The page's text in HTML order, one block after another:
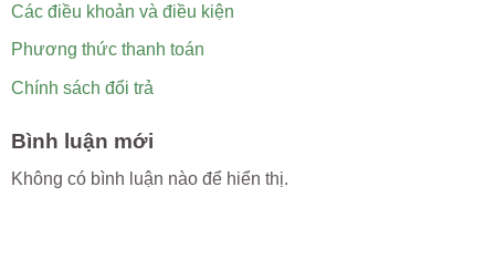
Các điều khoản và điều kiện
Phương thức thanh toán
Chính sách đổi trả
Bình luận mới
Không có bình luận nào để hiển thị.